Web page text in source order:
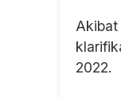
Akibat
2022.